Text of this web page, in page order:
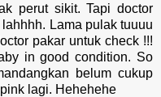
perut sikit. Tapi doctor
Lama pulak tuuuu
pakar untuk check !!!
in good condition. So
belum cukup
lagi. Hehehehe